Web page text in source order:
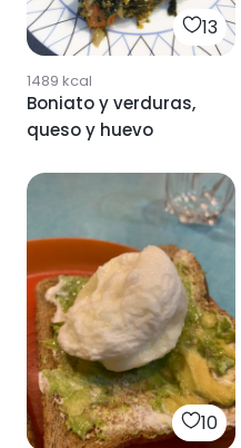
13
1489 kcal
Boniato y verduras,
queso y huevo
10